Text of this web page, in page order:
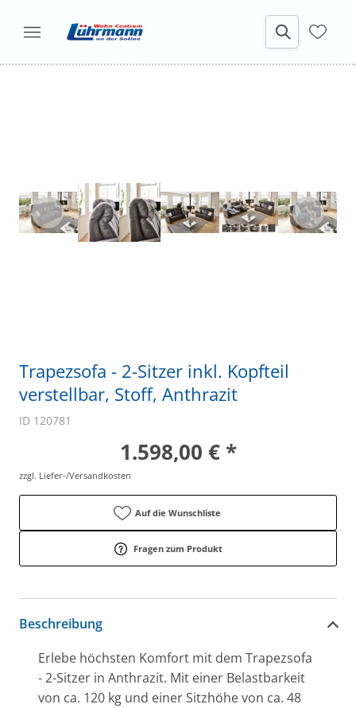
Trapezsofa - 2-Sitzer inkl. Kopfteil
verstellbar, Stoff, Anthrazit
ID 120781
1.598,00 € *
zzgl. Liefer-/Versandkosten
Auf die Wunschliste
Fragen zum Produkt
Beschreibung
Erlebe höchsten Komfort mit dem Trapezsofa
- 2-Sitzer in Anthrazit. Mit einer Belastbarkeit
von ca. 120 kg und einer Sitzhöhe von ca. 48